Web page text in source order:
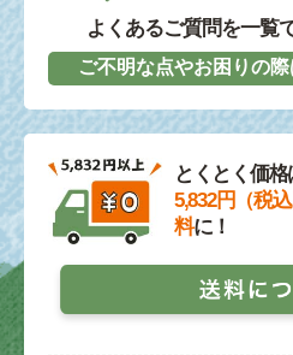
よくあるご質問を一覧
ご不明な点やお困りの
とくとく価
5,832円（税
料に！